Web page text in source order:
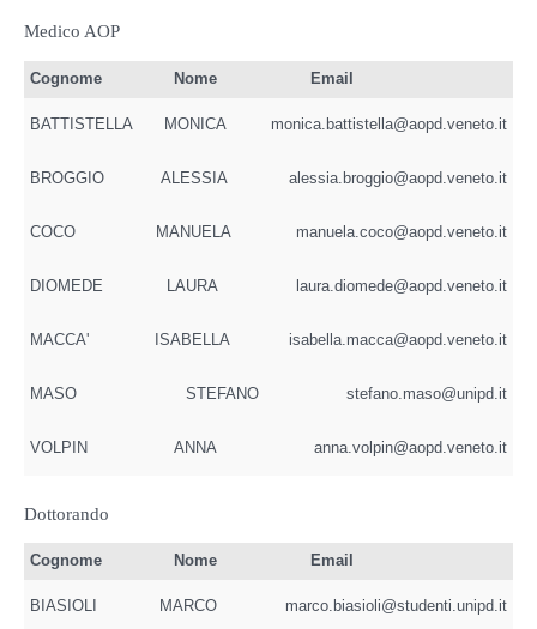
Medico AOP
Cognome Nome Email
BATTISTELLA MONICA monica.battistella@aopd.veneto.it
BROGGIO ALESSIA alessia.broggio@aopd.veneto.it
COCO MANUELA manuela.coco@aopd.veneto.it
DIOMEDE LAURA laura.diomede@aopd.veneto.it
MACCA' ISABELLA isabella.macca@aopd.veneto.it
MASO STEFANO stefano.maso@unipd.it
VOLPIN ANNA anna.volpin@aopd.veneto.it
Dottorando
Cognome Nome Email
BIASIOLI MARCO marco.biasioli@studenti.unipd.it